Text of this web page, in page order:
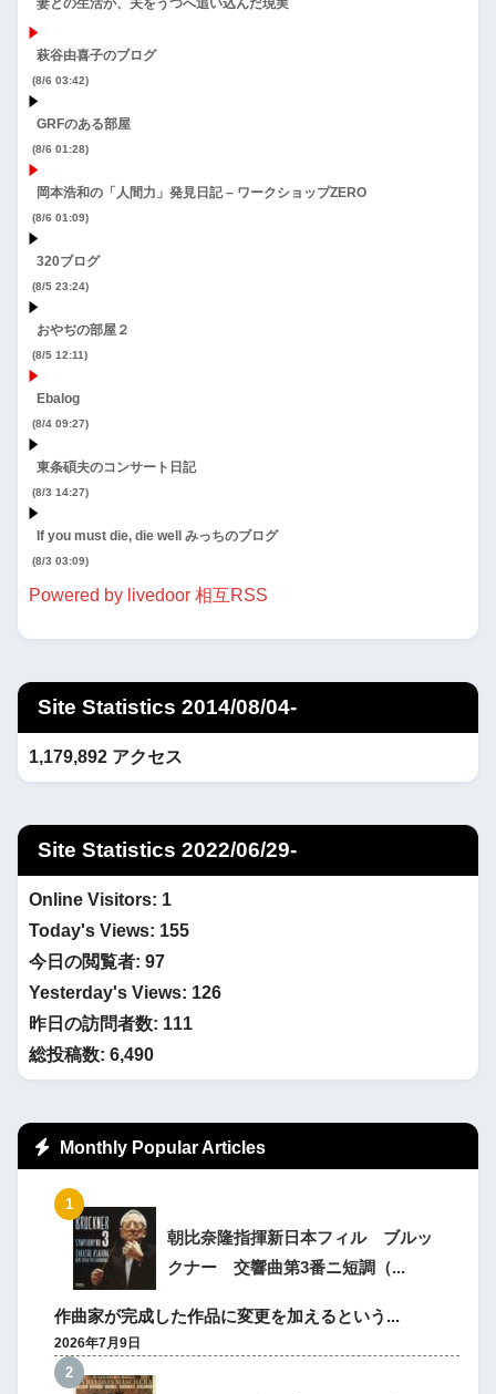
妻との生活が、夫をうつへ追い込んだ現実
萩谷由喜子のブログ
(8/6 03:42)
GRFのある部屋
(8/6 01:28)
岡本浩和の「人間力」発見日記 – ワークショップZERO
(8/6 01:09)
320ブログ
(8/5 23:24)
おやぢの部屋２
(8/5 12:11)
Ebalog
(8/4 09:27)
東条碩夫のコンサート日記
(8/3 14:27)
If you must die, die well みっちのブログ
(8/3 03:09)
Powered by livedoor 相互RSS
Site Statistics 2014/08/04-
1,179,892 アクセス
Site Statistics 2022/06/29-
Online Visitors: 1
Today's Views: 155
今日の閲覧者: 97
Yesterday's Views: 126
昨日の訪問者数: 111
総投稿数: 6,490
Monthly Popular Articles
朝比奈隆指揮新日本フィル ブルッ
クナー 交響曲第3番ニ短調（...
作曲家が完成した作品に変更を加えるという...
2026年7月9日